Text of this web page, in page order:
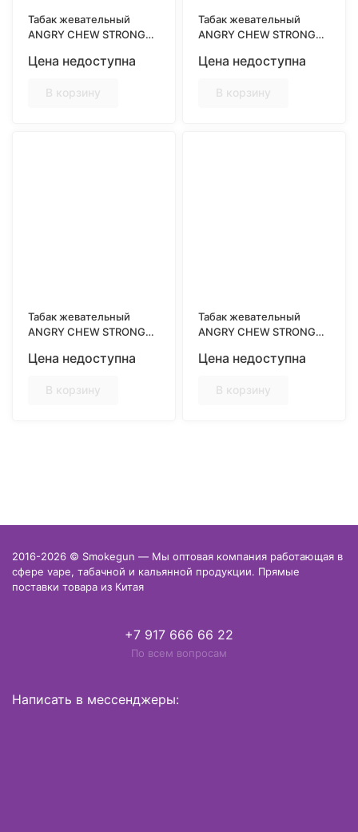
Табак жевательный
ANGRY CHEW STRONG
10гр
Цена недоступна
В корзину
Табак жевательный
ANGRY CHEW STRONG
Свежесть, 10гр
Цена недоступна
В корзину
Табак жевательный
ANGRY CHEW STRONG
Цена недоступна
В корзину
Табак жевательный
ANGRY CHEW STRONG
Ледяной арбуз, 10гр
Цена недоступна
В корзину
2016-2026 © Smokegun — Мы оптовая компания работающая в
сфере vape, табачной и кальянной продукции. Прямые
поставки товара из Китая
+7 917 666 66 22
По всем вопросам
Написать в мессенджеры: